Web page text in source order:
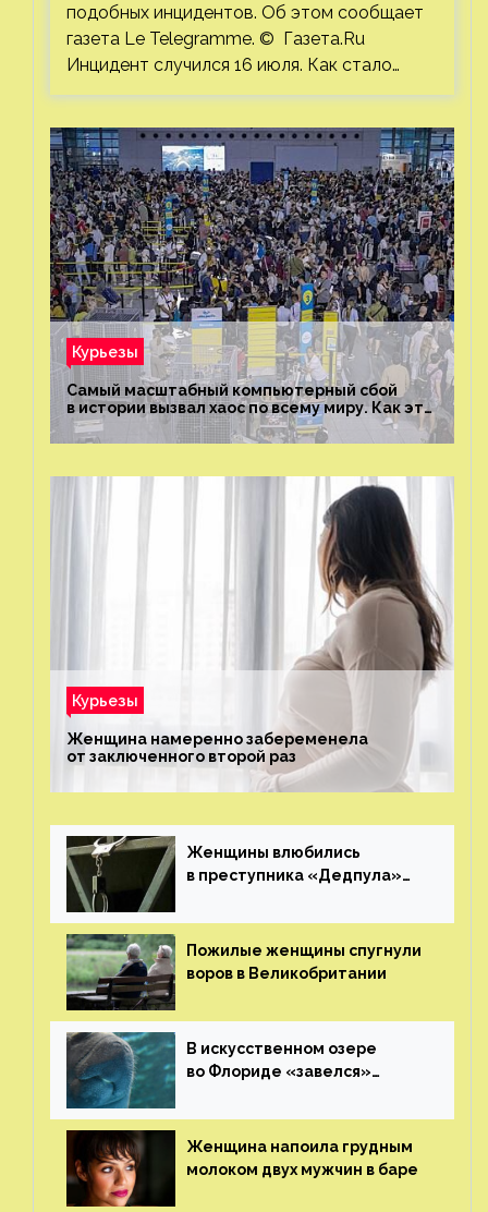
подобных инцидентов. Об этом сообщает
газета Le Telegramme. © Газета.Ru
Инцидент случился 16 июля. Как стало…
Курьезы
Самый масштабный компьютерный сбой
в истории вызвал хаос по всему миру. Как это
было?
Курьезы
Женщина намеренно забеременела
от заключенного второй раз
Женщины влюбились
в преступника «Дедпула»
ему жизнь
Пожилые женщины спугнули
воров в Великобритании
В искусственном озере
во Флориде «завелся»
Женщина напоила грудным
молоком двух мужчин в баре